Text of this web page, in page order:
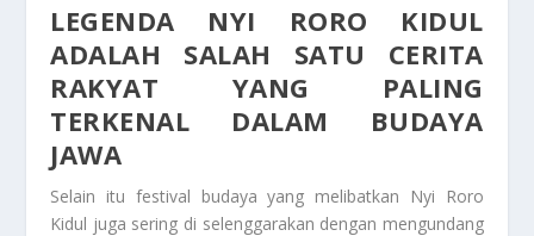
LEGENDA NYI RORO KIDUL
ADALAH SALAH SATU CERITA
RAKYAT YANG PALING
TERKENAL DALAM BUDAYA
JAWA
Selain itu festival budaya yang melibatkan Nyi Roro
Kidul juga sering di selenggarakan dengan mengundang